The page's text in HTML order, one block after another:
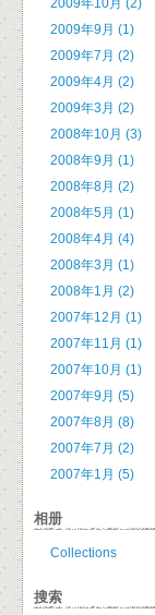
2009年10月 (2)
2009年9月 (1)
2009年7月 (2)
2009年4月 (2)
2009年3月 (2)
2008年10月 (3)
2008年9月 (1)
2008年8月 (2)
2008年5月 (1)
2008年4月 (4)
2008年3月 (1)
2008年1月 (2)
2007年12月 (1)
2007年11月 (1)
2007年10月 (1)
2007年9月 (5)
2007年8月 (8)
2007年7月 (2)
2007年1月 (5)
相册
Collections
搜索